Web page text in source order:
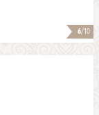
6/10